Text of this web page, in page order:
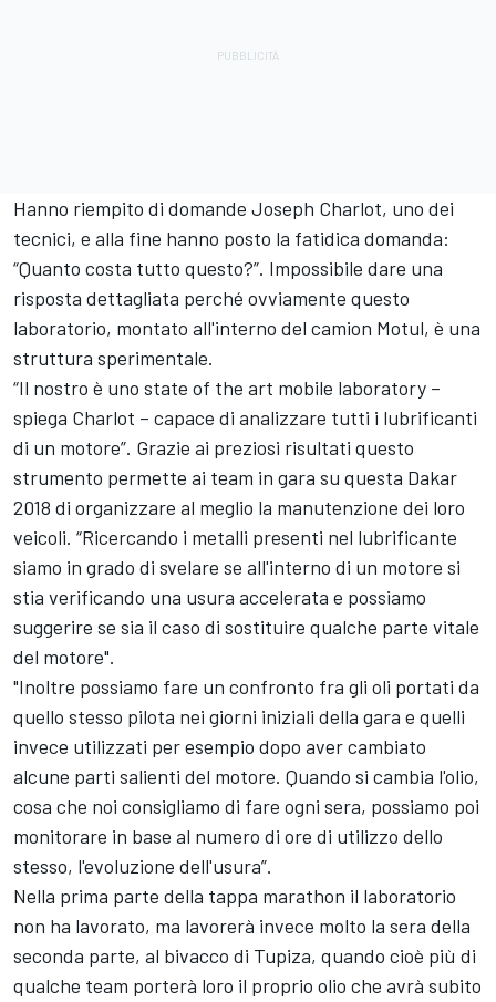
Hanno riempito di domande Joseph Charlot, uno dei
tecnici, e alla fine hanno posto la fatidica domanda:
“Quanto costa tutto questo?”. Impossibile dare una
risposta dettagliata perché ovviamente questo
laboratorio, montato all'interno del camion Motul, è una
struttura sperimentale.
“Il nostro è uno state of the art mobile laboratory –
spiega Charlot – capace di analizzare tutti i lubrificanti
di un motore”. Grazie ai preziosi risultati questo
strumento permette ai team in gara su questa Dakar
2018 di organizzare al meglio la manutenzione dei loro
veicoli. “Ricercando i metalli presenti nel lubrificante
siamo in grado di svelare se all'interno di un motore si
stia verificando una usura accelerata e possiamo
suggerire se sia il caso di sostituire qualche parte vitale
del motore".
"Inoltre possiamo fare un confronto fra gli oli portati da
quello stesso pilota nei giorni iniziali della gara e quelli
invece utilizzati per esempio dopo aver cambiato
alcune parti salienti del motore. Quando si cambia l'olio,
cosa che noi consigliamo di fare ogni sera, possiamo poi
monitorare in base al numero di ore di utilizzo dello
stesso, l'evoluzione dell'usura”.
Nella prima parte della tappa marathon il laboratorio
non ha lavorato, ma lavorerà invece molto la sera della
seconda parte, al bivacco di Tupiza, quando cioè più di
qualche team porterà loro il proprio olio che avrà subito